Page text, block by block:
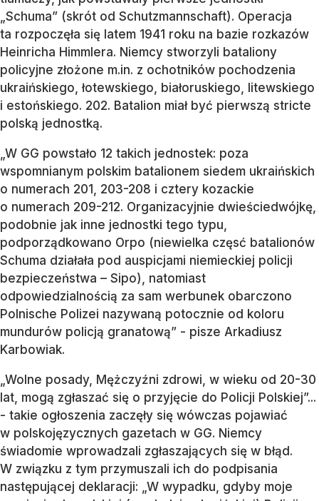
„Schuma” (skrót od Schutzmannschaft). Operacja
ta rozpoczęła się latem 1941 roku na bazie rozkazów
Heinricha Himmlera. Niemcy stworzyli bataliony
policyjne złożone m.in. z ochotników pochodzenia
ukraińskiego, łotewskiego, białoruskiego, litewskiego
i estońskiego. 202. Batalion miał być pierwszą stricte
polską jednostką.
„W GG powstało 12 takich jednostek: poza
wspomnianym polskim batalionem siedem ukraińskich
o numerach 201, 203-208 i cztery kozackie
o numerach 209-212. Organizacyjnie dwieściedwójkę,
podobnie jak inne jednostki tego typu,
podporządkowano Orpo (niewielka częsć batalionów
Schuma działała pod auspicjami niemieckiej policji
bezpieczeństwa – Sipo), natomiast
odpowiedzialnością za sam werbunek obarczono
Polnische Polizei nazywaną potocznie od koloru
mundurów policją granatową” - pisze Arkadiusz
Karbowiak.
„Wolne posady, Mężczyźni zdrowi, w wieku od 20-30
lat, mogą zgłaszać się o przyjęcie do Policji Polskiej”...
- takie ogłoszenia zaczęły się wówczas pojawiać
w polskojęzycznych gazetach w GG. Niemcy
świadomie wprowadzali zgłaszających się w błąd.
W związku z tym przymuszali ich do podpisania
następującej deklaracji: „W wypadku, gdyby moje